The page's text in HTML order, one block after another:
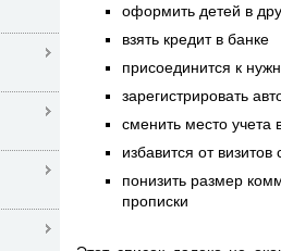
оформить детей в
взять кредит в банке
присоединится к
зарегистрировать
сменить место учета
избавится от
понизить размер
прописки